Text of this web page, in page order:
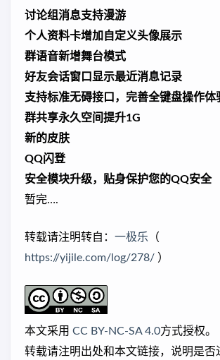
讨论组消息支持漫游
个人资料卡增加自定义头像展示
群语音新增舞台模式
好友会话窗口显示最近消息记录
支持标准无碍接口，完善全键盘操作体
群共享永久空间提升1G
新的皮肤
QQ闪登
安全模块升级，贴身保护您的QQ安全
暂完….
转载请注明转自： 一极乐 （
https://yijile.com/log/278/ ）
本文采用 CC BY-NC-SA 4.0方式授权。
转载请注明出处和本文链接，说明是否